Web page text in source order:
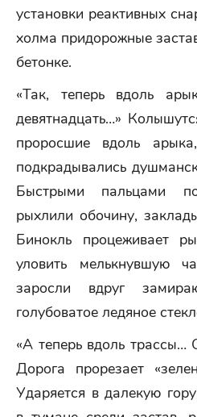
установки реактивных
холма придорожные
бетонке.
«Так, теперь вдоль
девятнадцать…»
проросшие вдоль
подкрадывались
Быстрыми пальцами
рыхлили обочину,
Бинокль процеживает
уловить мелькнувшую
заросли вдруг
голубоватое ледяное
«А теперь вдоль трассы…
Дорога прорезает
Ударяется в далекую